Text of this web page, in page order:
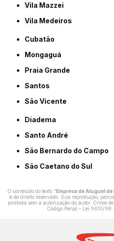
Vila Mazzei
Vila Medeiros
Cubatão
Mongaguá
Praia Grande
Santos
São Vicente
Diadema
Santo André
São Bernardo do Campo
São Caetano do Sul
O conteúdo do texto "Empresa de Aluguel
é de direito reservado. Sua reprodução,
proibida sem a autorização do autor. Crime
Código Penal – Lei 9610/98